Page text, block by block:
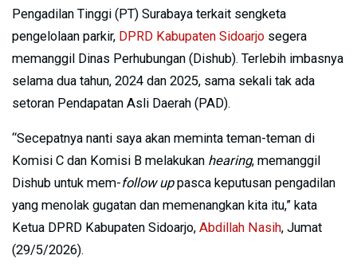
Pengadilan Tinggi (PT) Surabaya terkait sengketa
pengelolaan parkir, DPRD Kabupaten Sidoarjo segera
memanggil Dinas Perhubungan (Dishub). Terlebih imbasnya
selama dua tahun, 2024 dan 2025, sama sekali tak ada
setoran Pendapatan Asli Daerah (PAD).
“Secepatnya nanti saya akan meminta teman-teman di
Komisi C dan Komisi B melakukan hearing, memanggil
Dishub untuk mem-follow uppasca keputusan pengadilan
yang menolak gugatan dan memenangkan kita itu,” kata
Ketua DPRD Kabupaten Sidoarjo, Abdillah Nasih, Jumat
(29/5/2026).